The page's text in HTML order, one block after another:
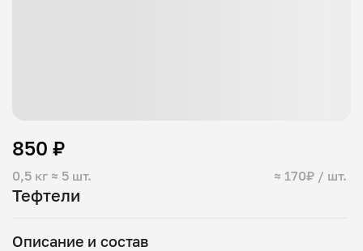
Тефтели
0,5 кг ≈ 5 шт. ≈ 170₽ / шт.
850 ₽
Описание и состав